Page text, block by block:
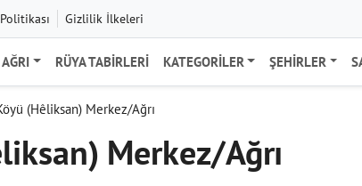
Gizlilik İlkeleri
AĞRI RÜYA TABIRLERI KATEGORILER ŞEHIRLER
(Hêliksan) Merkez/Ağrı
Merkez/Ağrı